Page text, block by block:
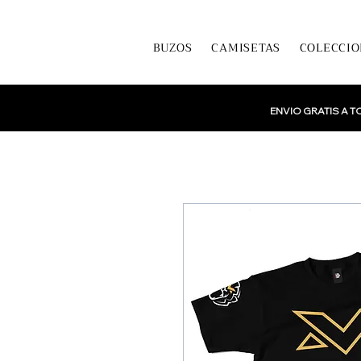
BUZOS CAMISETAS
ENVIO GRATIS A